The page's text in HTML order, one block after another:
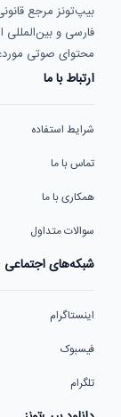
بیپ‌تونز مرجع
فارسی و بین‌المللی
محتوای صوتی
ارتباط با ما
شرایط استفاده
تماس با ما
همکاری با ما
سوالات متداول
شبکه‌های اجتماعی
اینستاگرام
فیسبوک
تلگرام